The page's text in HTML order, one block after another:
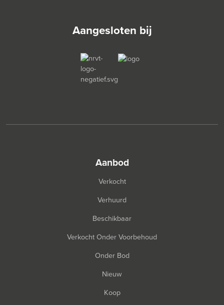
Aangesloten bij
aanbod
Verkocht
Verhuurd
Beschikbaar
Verkocht Onder Voorbehoud
Onder Bod
Nieuw
Koop